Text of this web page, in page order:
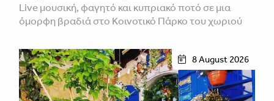
Live μουσική, φαγητό και κυπριακό ποτό σε μια
όμορφη βραδιά στο Κοινοτικό Πάρκο του χωριού
8 August 2026